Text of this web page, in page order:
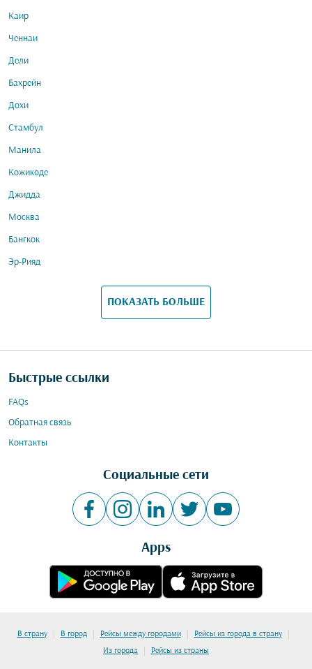
Каир
Ченнаи
Дели
Бахрейн
Дохи
Стамбул
Манила
Кожикоде
Джидда
Москва
Бангкок
Эр-Рияд
ПОКАЗАТЬ БОЛЬШЕ
Быстрые ссылки
FAQs
Обратная связь
Контакты
Социальные сети
Apps
В страну | В город | Рейсы между городами | Рейсы из города в страну |
Из города | Рейсы из страны